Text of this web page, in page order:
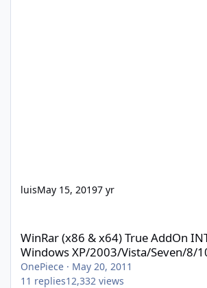
luisMay 15, 20197 yr
WinRar (x86 & x64) True AddOn
Windows XP/2003/Vista/Seven/8/
OnePiece · May 20, 2011
11 replies12,332 views